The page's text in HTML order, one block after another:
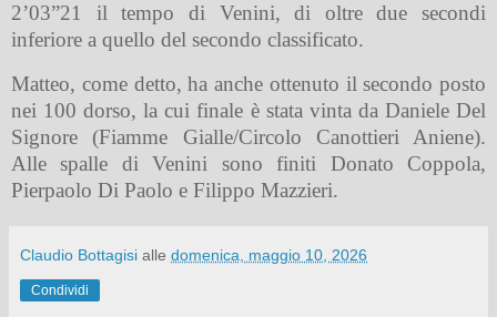
2’03”21 il tempo di Venini, di oltre due secondi
inferiore a quello del secondo classificato.
Matteo, come detto, ha anche ottenuto il secondo posto
nei 100 dorso, la cui finale è stata vinta da Daniele Del
Signore (Fiamme Gialle/Circolo Canottieri Aniene).
Alle spalle di Venini sono finiti Donato Coppola,
Pierpaolo Di Paolo e Filippo Mazzieri.
Claudio Bottagisi alle domenica, maggio 10, 2026
Condividi